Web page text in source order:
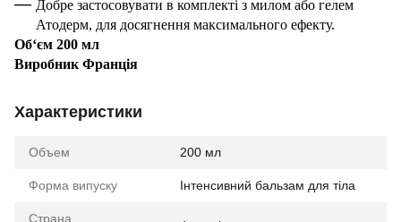
Добре застосовувати в комплекті з милом або гелем
Атодерм, для досягнення максимального ефекту.
Об‘єм 200 мл
Виробник Франція
Характеристики
Объем 200 мл
Форма випуску Інтенсивний бальзам для тіла
Страна